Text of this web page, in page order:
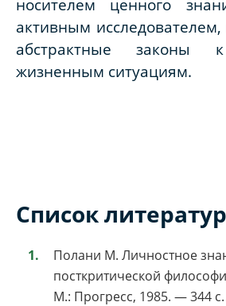
носителем ценного
активным
абстрактные законы
жизненным ситуациям.
Список
Полани М. Личностное
посткритической
М.: Прогресс, 1985. — 344 с.